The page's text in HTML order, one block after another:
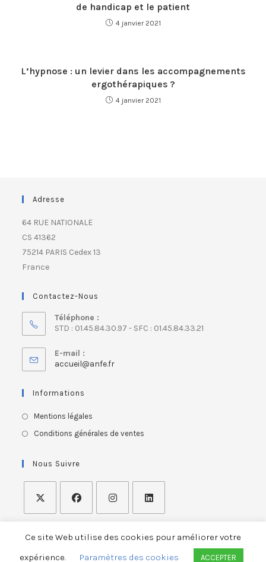
de handicap et le patient
4 janvier 2021
L’hypnose : un levier dans les accompagnements
ergothérapiques ?
4 janvier 2021
Adresse
64 RUE NATIONALE
CS 41362
75214 PARIS Cedex 13
France
Contactez-Nous
Téléphone :
STD : 01.45.84.30.97 - SFC : 01.45.84.33.21
E-mail :
accueil@anfe.fr
Informations
Mentions légales
Conditions générales de ventes
Nous Suivre
Ce site Web utilise des cookies pour améliorer votre
expérience.
Paramètres des cookies ACCEPTER